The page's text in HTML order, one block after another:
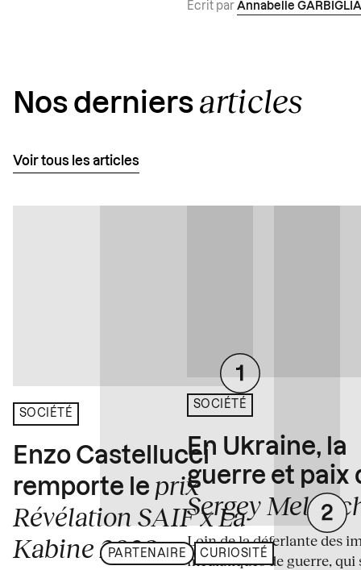
Écrit par Annabelle GARBIGLIA
Nos derniers articles
Voir tous les articles
SOCIÉTÉ
Enzo Castellucci
remporte le prix
Révélation SAIF x La
Kabine 2026
PARTENAIRE CURIOSITÉ
SOCIÉTÉ
En Ukraine, la
guerre et paix
Sergey
Loin de la déferlante des
médiatiques de guerre, qui